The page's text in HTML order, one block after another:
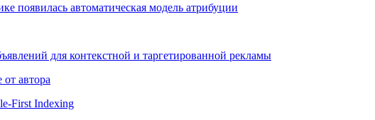
появилась автоматическая модель атрибуции
для контекстной и таргетированной рекламы
автора
First Indexing